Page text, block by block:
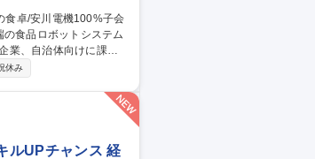
業、自治体向けに課題
向けて日本や世界を巻き
得に向け支援 募集
休み
ルUPチャンス 経